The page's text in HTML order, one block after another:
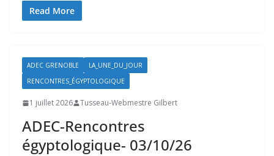
Read More
ADEC GRENOBLE
LA_UNE_DU_JOUR
RENCONTRES_ÉGYPTOLOGIQUE
1 juillet 2026 Tusseau-Webmestre Gilbert
ADEC-Rencontres
égyptologique- 03/10/26